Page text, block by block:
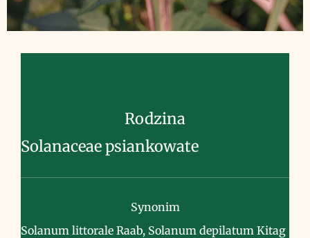
Rodzina
Solanaceae psiankowate
Synonim
Solanum littorale Raab, Solanum depilatum Kitag